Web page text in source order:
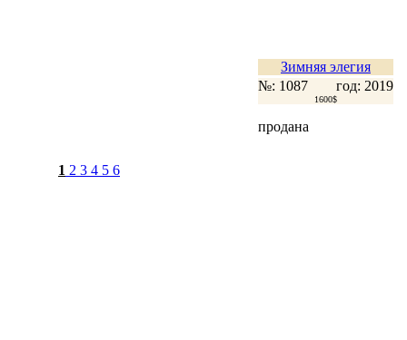
Зимняя элегия
№: 1087
год: 2019
1600$
продана
1 2 3 4 5 6